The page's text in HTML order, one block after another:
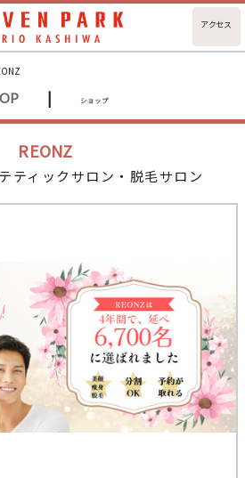
アクセス
| ショップ
REONZ
ティックサロン・脱毛サロン